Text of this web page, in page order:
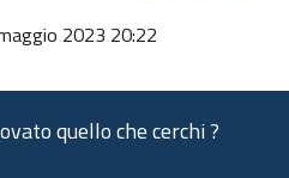
2023 20:22
quello che cerchi ?